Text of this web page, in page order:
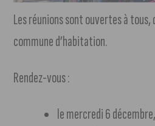
Les réunions sont ouvertes à tous,
commune d’habitation.
Rendez-vous :
le mercredi 6